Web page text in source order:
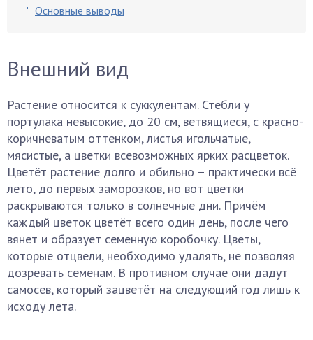
Основные выводы
Внешний вид
Растение относится к суккулентам. Стебли у
портулака невысокие, до 20 см, ветвящиеся, с красно-
коричневатым оттенком, листья игольчатые,
мясистые, а цветки всевозможных ярких расцветок.
Цветёт растение долго и обильно – практически всё
лето, до первых заморозков, но вот цветки
раскрываются только в солнечные дни. Причём
каждый цветок цветёт всего один день, после чего
вянет и образует семенную коробочку. Цветы,
которые отцвели, необходимо удалять, не позволяя
дозревать семенам. В противном случае они дадут
самосев, который зацветёт на следующий год лишь к
исходу лета.